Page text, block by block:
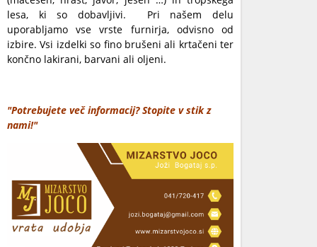
lesa, ki so dobavljivi. Pri našem delu
uporabljamo vse vrste furnirja, odvisno od
izbire. Vsi izdelki so fino brušeni ali krtačeni ter
končno lakirani, barvani ali oljeni.
"Potrebujete več informacij? Stopite v stik z
nami!"